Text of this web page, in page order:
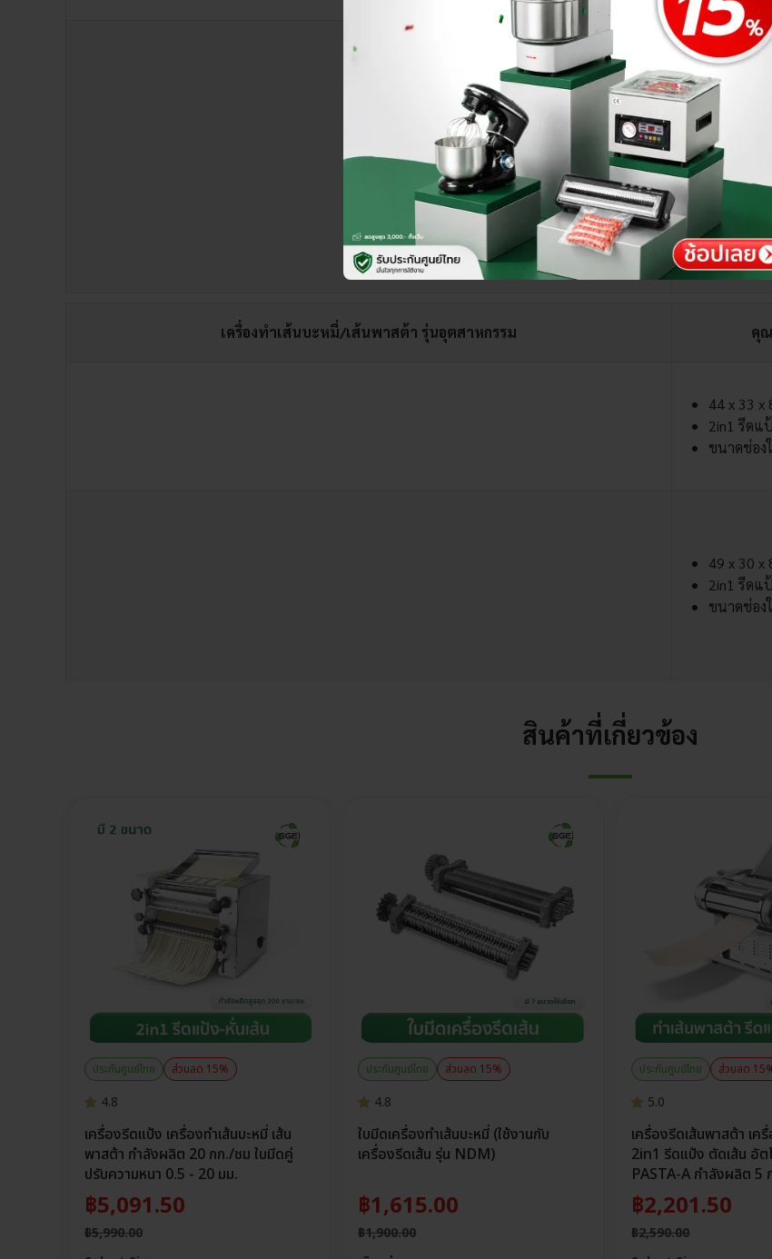
21.5 x
2in1 รีดแ
ตัดเส้นข
เครื่องทำเส้นบะหมี่/เส้นพาสต้า รุ่นอุตสาหกรรม คุ
44 x 33 x
2in1 รีดแ
ขนาดช่อง
49 x 30 x
2in1 รีดแ
ขนาดช่อง
สินค้าที่เกี่ยวข้อง
ประกันศูนย์ไทย ส่วนลด 15%
4.8
เครื่องรีดแป้ง เครื่องทำเส้นบะหมี่ เส้น
พาสต้า กำลังผลิต 20 กก./ชม ใบมีดคู่
ปรับความหนา 0.5 - 20 มม.
฿5,091.50
฿5,990.00
ประกันศูนย์ไทย ส่วนลด 15%
4.8
ใบมีดเครื่องทำเส้นบะหมี่ (ใช้งานกับ
เครื่องรีดเส้น รุ่น NDM)
฿1,615.00
฿1,900.00
ประกันศูนย์ไทย ส่วนลด
5.0
เครื่องรีดเส้นพาสต้า เค
2in1 รีดแป้ง ตัดเส้น อัต
PASTA-A กำลังผลิต 5
฿2,201.50
฿2,590.00